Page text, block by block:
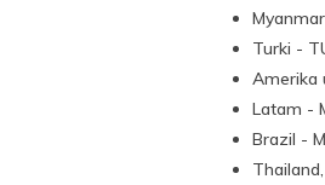
Turki -
Amerika
Latam -
Brazil -